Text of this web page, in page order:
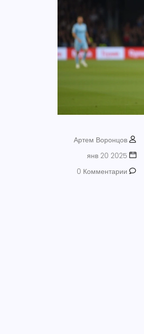
Артем Воронцов
янв 20 2025
0 Комментарии